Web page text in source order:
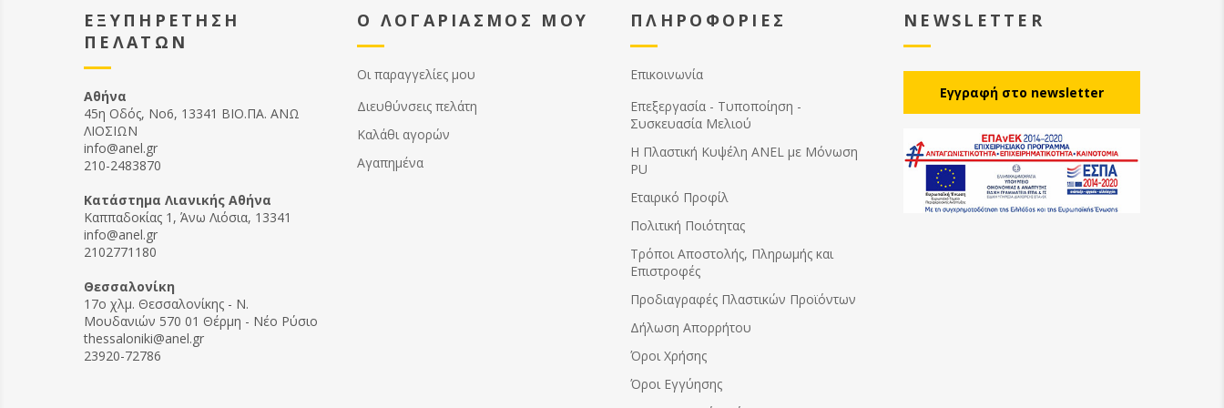
αποτέλεσμα να τους καταστρέψετε και
να θέσετε τη συσκευή και τους
χαρακτήρες ΕΚΤΟΣ ΕΓΓΥΗΣΗΣ.
ΕΞΥΠΗΡΕΤΗΣΗ
ΠΕΛΑΤΩΝ
Αθήνα
45η Οδός, Νο6, 13341 ΒΙΟ.ΠΑ. ΑΝΩ
ΛΙΟΣΙΩΝ
info@anel.gr
210-2483870
Kατάστημα Λιανικής Αθήνα
Καππαδοκίας 1, Άνω Λιόσια, 13341
info@anel.gr
2102771180
Θεσσαλονίκη
17ο χλμ. Θεσσαλονίκης - Ν.
Μουδανιών 570 01 Θέρμη - Νέο Ρύσιο
thessaloniki@anel.gr
23920-72786
Ο ΛΟΓΑΡΙΑΣΜΟΣ ΜΟΥ
Οι παραγγελίες μου
Διευθύνσεις πελάτη
Καλάθι αγορών
Αγαπημένα
ΠΛΗΡΟΦΟΡΙΕΣ
Επικοινωνία
Επεξεργασία - Τυποποίηση -
Συσκευασία Μελιού
Η Πλαστική Κυψέλη ANEL με Μόνωση
PU
Εταιρικό Προφίλ
Πολιτική Ποιότητας
Τρόποι Αποστολής, Πληρωμής και
Επιστροφές
Προδιαγραφές Πλαστικών Προϊόντων
Δήλωση Απορρήτου
Όροι Χρήσης
Όροι Εγγύησης
NEWSLETTER
Eγγραφή στο newsletter